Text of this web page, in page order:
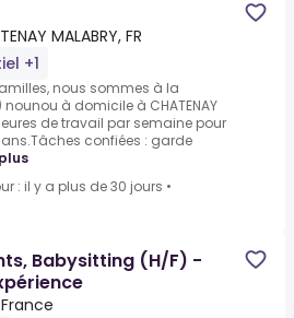
MALABRY, FR
+1
nous sommes à la
à domicile à CHATENAY
de travail par semaine pour
ans.Tâches confiées : garde
: il y a plus de 30 jours •
Babysitting (H/F) -